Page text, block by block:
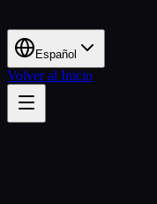
Español
Volver al Inicio